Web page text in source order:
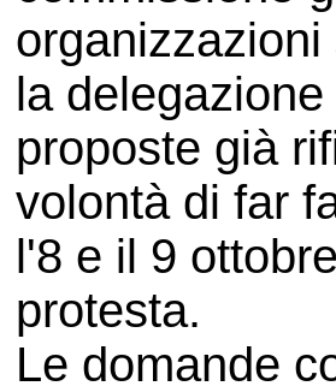
la
proposte già
volontà di far
l'8 e il 9
protesta.
Le domande